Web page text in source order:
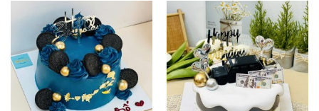
400.000 ₫